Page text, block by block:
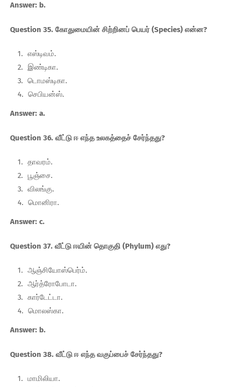
Answer: b.
Question 35. கோதுமையின் சிற்றினப் பெயர் (Species) என்ன?
எஸ்டிவம்.
இண்டிகா.
டொமஸ்டிகா.
செபியன்ஸ்.
Answer: a.
Question 36. வீட்டு ஈ எந்த உலகத்தைச் சேர்ந்தது?
தாவரம்.
பூஞ்சை.
விலங்கு.
மொனிரா.
Answer: c.
Question 37. வீட்டு ஈயின் தொகுதி (Phylum) எது?
ஆஞ்சியோஸ்பெர்ம்.
ஆர்த்ரோபோடா.
கார்டேட்டா.
மொலஸ்கா.
Answer: b.
Question 38. வீட்டு ஈ எந்த வகுப்பைச் சேர்ந்தது?
மாமிலியா.